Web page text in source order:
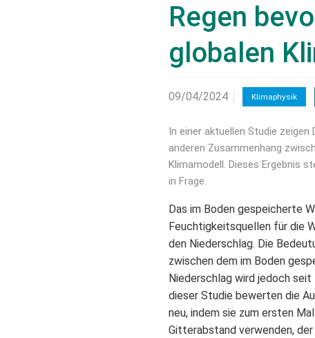
Regen
globalen
09/04/2024 Klimaphysik
In einer aktuellen Studie
anderen Zusammenhang
Klimamodell. Dieses Ergebnis
in Frage.
Das im Boden gespeicherte
Feuchtigkeitsquellen für die
den Niederschlag. Die
zwischen dem im Boden
Niederschlag wird jedoch
dieser Studie bewerten die
neu, indem sie zum ersten
Gitterabstand verwenden,